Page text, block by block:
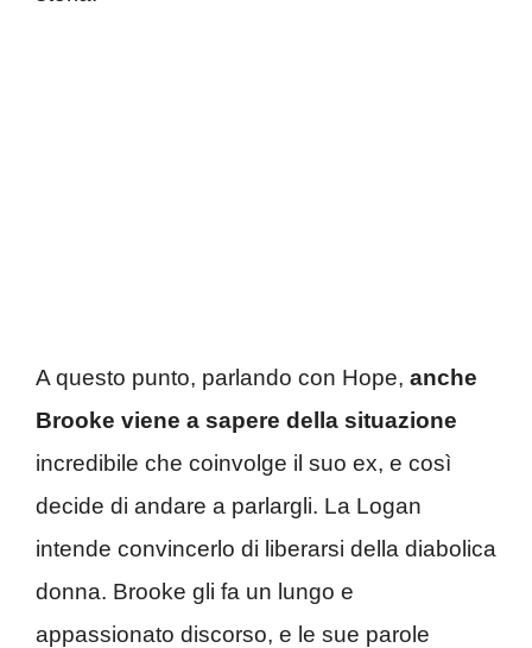
A questo punto, parlando con Hope, anche
Brooke viene a sapere della situazione
incredibile che coinvolge il suo ex, e così
decide di andare a parlargli. La Logan
intende convincerlo di liberarsi della diabolica
donna. Brooke gli fa un lungo e
appassionato discorso, e le sue parole